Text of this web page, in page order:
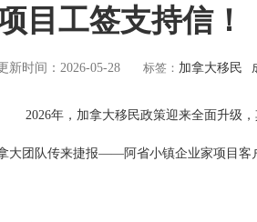
目工签支持信！
新时间：2026-05-28 标签： 加拿大移民
2026年，加拿大移民政策迎来全面升级，
大团队传来捷报——阿省小镇企业家项目客